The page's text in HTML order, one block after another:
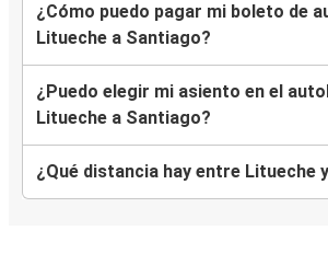
¿Cómo puedo pagar mi boleto de
Litueche a Santiago?
¿Puedo elegir mi asiento en el
Litueche a Santiago?
¿Qué distancia hay entre Litueche